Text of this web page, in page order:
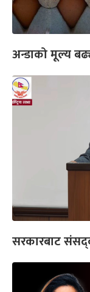
अन्डाको मूल्य
सरकारबाट